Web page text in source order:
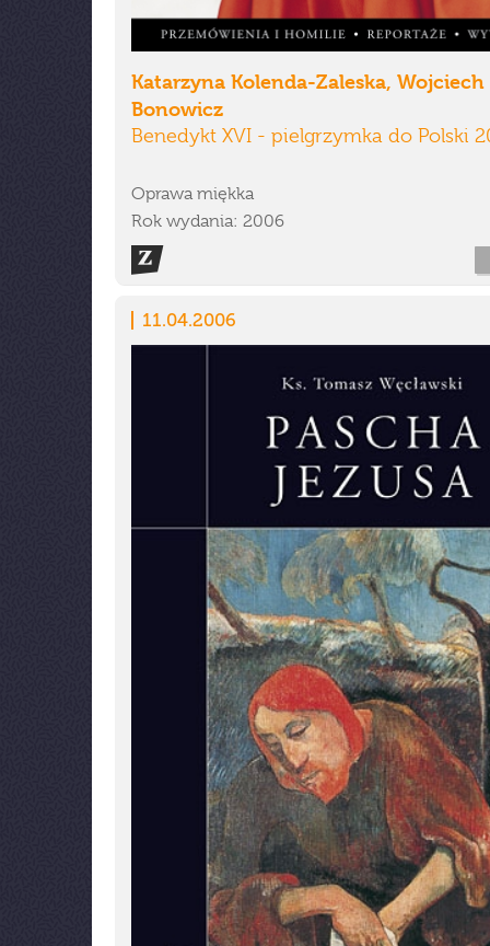
Katarzyna Kolenda-Zaleska, Wojciech
Bonowicz
Benedykt XVI - pielgrzymka do Polski
Oprawa miękka
Rok wydania: 2006
11.04.2006